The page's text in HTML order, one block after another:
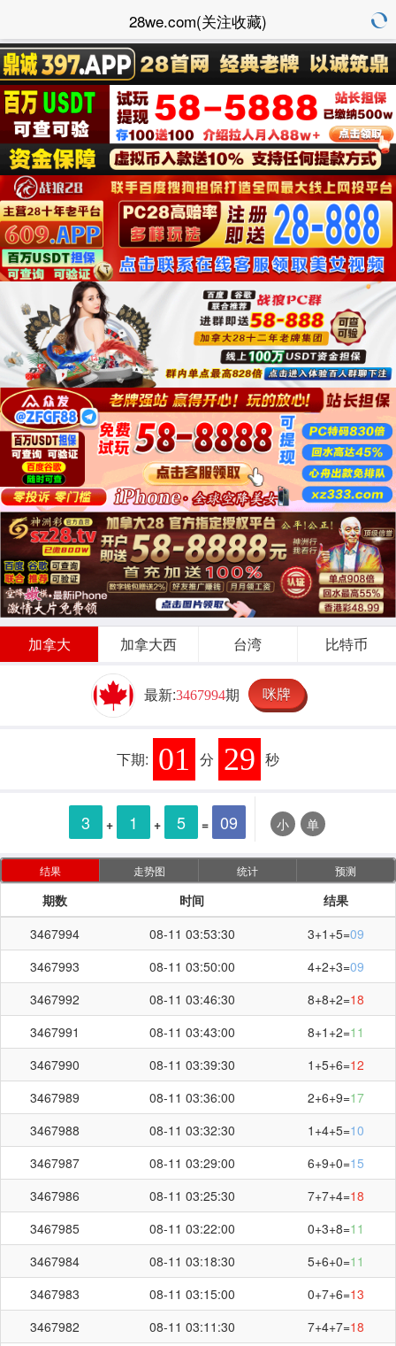
28we.com(关注收藏)
加拿大 加拿大西 台湾 比特币
最新:3467994期 咪牌
下期: 01 分 28 秒
3 + 1 + 5 = 09 小 单
结果 走势图 统计 预测
期数 时间
结果
3467994
08-11 03:53:30 3+1+5=09
3467993
08-11 03:50:00 4+2+3=09
3467992
08-11 03:46:30 8+8+2=18
3467991
08-11 03:43:00 8+1+2=11
3467990
08-11 03:39:30 1+5+6=12
3467989
08-11 03:36:00 2+6+9=17
3467988
08-11 03:32:30 1+4+5=10
3467987
08-11 03:29:00 6+9+0=15
3467986
08-11 03:25:30 7+7+4=18
3467985
08-11 03:22:00 0+3+8=11
3467984
08-11 03:18:30 5+6+0=11
3467983
08-11 03:15:00 0+7+6=13
3467982
08-11 03:11:30 7+4+7=18